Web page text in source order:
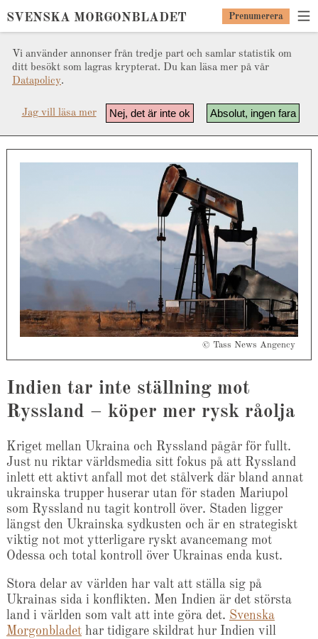
Vi använder annonser från tredje part och samlar statistik om
ditt besökt som lagras krypterat. Du kan läsa mer på vår
Datapolicy.
Absolut, ingen fara
Nej, det är inte ok
Jag vill läsa mer
SVENSKA MORGONBLADET Prenumerera
© Tass News Angency
Indien tar inte ställning mot
Ryssland – köper mer rysk råolja
Kriget mellan Ukraina och Ryssland pågår för fullt.
Just nu riktar världsmedia sitt fokus på att Ryssland
inlett ett aktivt anfall mot det stålverk där bland annat
ukrainska trupper huserar utan för staden Mariupol
som Ryssland nu tagit kontroll över. Staden ligger
längst den Ukrainska sydkusten och är en strategiskt
viktig not mot ytterligare ryskt avancemang mot
Odessa och total kontroll över Ukrainas enda kust.
Stora delar av världen har valt att ställa sig på
Ukrainas sida i konflikten. Men Indien är det största
land i världen som valt att inte göra det. Svenska
Morgonbladet har tidigare skildrat hur Indien vill